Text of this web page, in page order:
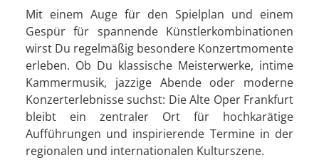
Mit einem Auge für den Spielplan und einem
Gespür für spannende Künstlerkombinationen
wirst Du regelmäßig besondere Konzertmomente
erleben. Ob Du klassische Meisterwerke, intime
Kammermusik, jazzige Abende oder moderne
Konzerterlebnisse suchst: Die Alte Oper Frankfurt
bleibt ein zentraler Ort für hochkarätige
Aufführungen und inspirierende Termine in der
regionalen und internationalen Kulturszene.